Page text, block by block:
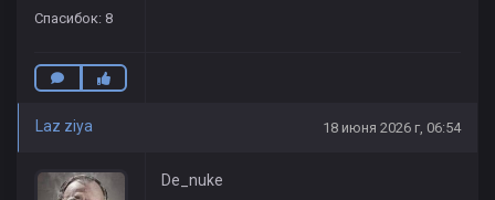
Спасибок: 8
Laz ziya 18 июня 2026 г, 06:54
De_nuke